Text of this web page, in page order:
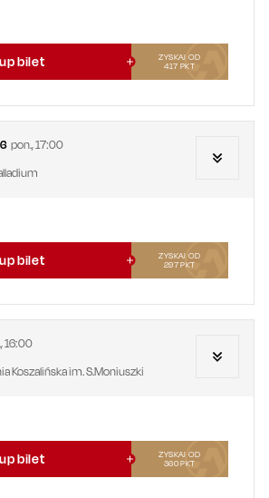
bilet
ZYSKAJ OD
417 PKT
pon.,17:00
bilet
ZYSKAJ OD
297PKT
,16:00
Koszalińska im. S.Moniuszki
bilet
ZYSKAJ OD
360PKT